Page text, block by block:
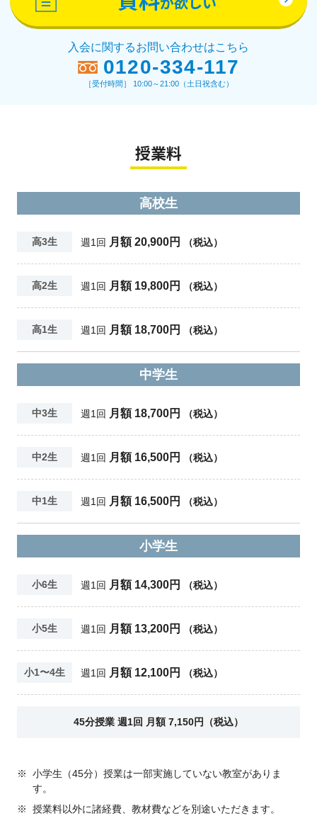
入会に関するお問い合わせはこちら
0120-334-117
［受付時間］ 10:00～21:00（土日祝含む）
授業料
高校生
高3生 週1回 月額 20,900円 （税込）
高2生 週1回 月額 19,800円 （税込）
高1生 週1回 月額 18,700円 （税込）
中学生
中3生 週1回 月額 18,700円 （税込）
中2生 週1回 月額 16,500円 （税込）
中1生 週1回 月額 16,500円 （税込）
小学生
小6生 週1回 月額 14,300円 （税込）
小5生 週1回 月額 13,200円 （税込）
小1〜4生 週1回 月額 12,100円 （税込）
45分授業 週1回 月額 7,150円（税込）
※
小学生（45分）授業は一部実施していない教室がありま
す。
※
授業料以外に諸経費、教材費などを別途いただきます。